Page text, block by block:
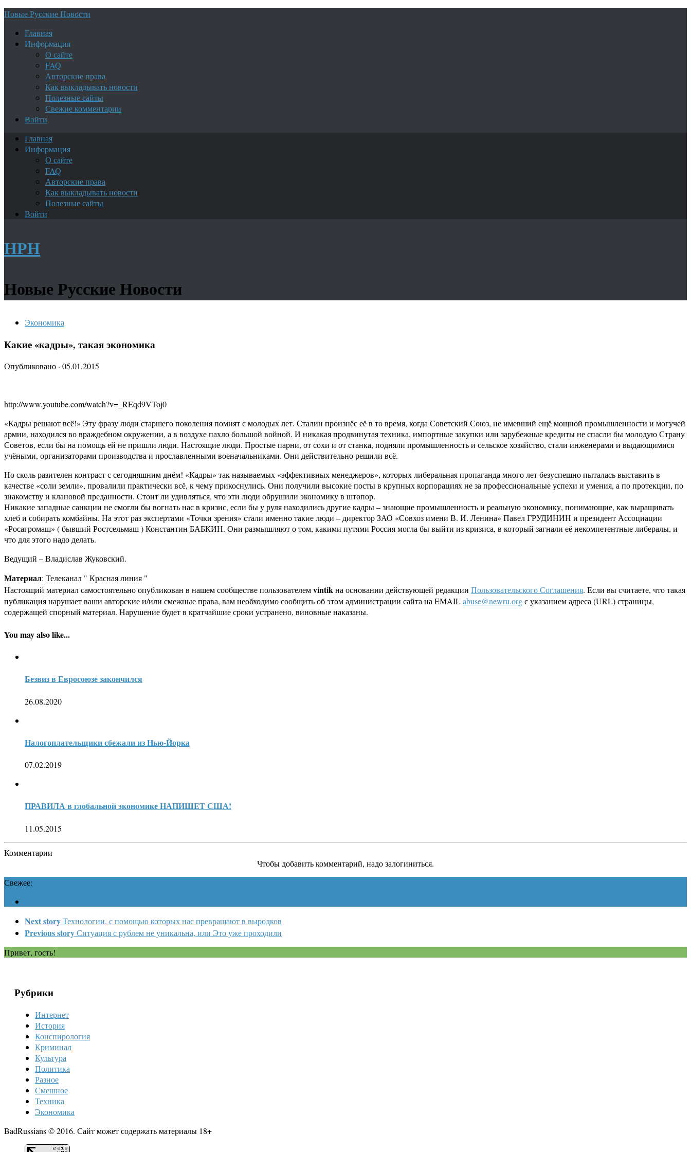
Новые Русские Новости
Главная
Информация
О сайте
FAQ
Авторские права
Как выкладывать новости
Полезные сайты
Свежие комментарии
Войти
Главная
Информация
О сайте
FAQ
Авторские права
Как выкладывать новости
Полезные сайты
Войти
НРН
Новые Русские Новости
Экономика
Какие «кадры», такая экономика
Опубликовано · 05.01.2015
http://www.youtube.com/watch?v=_REqd9VToj0
«Кадры решают всё!» Эту фразу люди старшего поколения помнят с молодых лет. Сталин произнёс её в то время, когда Советский Союз, не имевший ещё мощной промышленности и могучей
армии, находился во враждебном окружении, а в воздухе пахло большой войной. И никакая продвинутая техника, импортные закупки или зарубежные кредиты не спасли бы молодую Страну
Советов, если бы на помощь ей не пришли люди. Настоящие люди. Простые парни, от сохи и от станка, подняли промышленность и сельское хозяйство, стали инженерами и выдающимися
учёными, организаторами производства и прославленными военачальниками. Они действительно решили всё.
Но сколь разителен контраст с сегодняшним днём! «Кадры» так называемых «эффективных менеджеров», которых либеральная пропаганда много лет безуспешно пыталась выставить в
качестве «соли земли», провалили практически всё, к чему прикоснулись. Они получили высокие посты в крупных корпорациях не за профессиональные успехи и умения, а по протекции, по
знакомству и клановой преданности. Стоит ли удивляться, что эти люди обрушили экономику в штопор.
Никакие западные санкции не смогли бы вогнать нас в кризис, если бы у руля находились другие кадры – знающие промышленность и реальную экономику, понимающие, как выращивать
хлеб и собирать комбайны. На этот раз экспертами «Точки зрения» стали именно такие люди – директор ЗАО «Совхоз имени В. И. Ленина» Павел ГРУДИНИН и президент Ассоциации
«Росагромаш» ( бывший Ростсельмаш ) Константин БАБКИН. Они размышляют о том, какими путями Россия могла бы выйти из кризиса, в который загнали её некомпетентные либералы, и
что для этого надо делать.
Ведущий – Владислав Жуковский.
Материал: Телеканал " Красная линия "
Настоящий материал самостоятельно опубликован в нашем сообществе пользователемvintikна основании действующей редакции Пользовательского Соглашения. Если вы считаете, что такая
публикация нарушает ваши авторские и/или смежные права, вам необходимо сообщить об этом администрации сайта на EMAILabuse@newru.orgс указанием адреса (URL) страницы,
содержащей спорный материал. Нарушение будет в кратчайшие сроки устранено, виновные наказаны.
You may also like...
Безвиз в Евросоюзе закончился
26.08.2020
Налогоплательщики сбежали из Нью-Йорка
07.02.2019
ПРАВИЛА в глобальной экономике НАПИШЕТ США!
11.05.2015
Комментарии
Чтобы добавить комментарий, надо залогиниться.
Свежее:
Next storyТехнологии, с помощью которых нас превращают в выродков
Previous storyСитуация с рублем не уникальна, или Это уже проходили
Привет, гость!
Рубрики
Интернет
История
Конспирология
Криминал
Культура
Политика
Разное
Смешное
Техника
Экономика
BadRussians © 2016. Сайт может содержать материалы 18+